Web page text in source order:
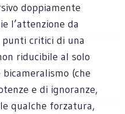
doppiamente
l’attenzione da
critici di una
riducibile al solo
(che
e di ignoranze,
qualche forzatura,